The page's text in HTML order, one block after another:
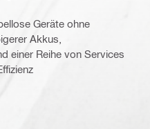
Geräte ohne
Akkus,
einer Reihe von Services